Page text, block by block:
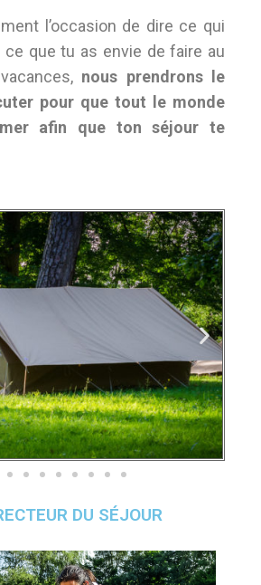
l’occasion de dire ce qui
ce que tu as envie de faire au
nous prendrons le
pour que tout le monde
afin que ton séjour te
DU SÉJOUR